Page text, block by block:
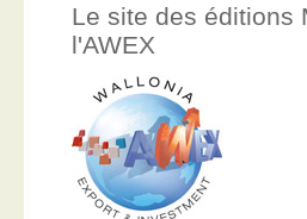
Le site des éditions
l'AWEX